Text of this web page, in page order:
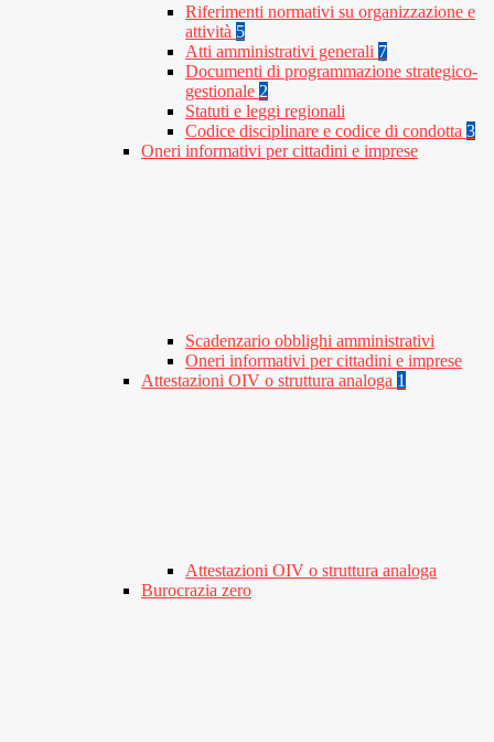
Riferimenti normativi su organizzazione e
attività 5
Atti amministrativi generali 7
Documenti di programmazione strategico-
gestionale 2
Statuti e leggi regionali
Codice disciplinare e codice di condotta 3
Oneri informativi per cittadini e imprese
Scadenzario obblighi amministrativi
Oneri informativi per cittadini e imprese
Attestazioni OIV o struttura analoga 1
Attestazioni OIV o struttura analoga
Burocrazia zero